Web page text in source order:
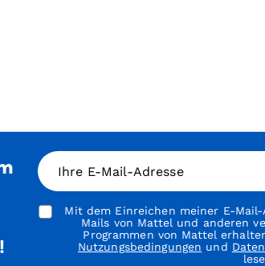
Ihre E-Mail-Adresse
Mit dem Einreichen meiner E-
Mails von Mattel und anderen
Programmen von Mattel
Nutzungsbedingungen und